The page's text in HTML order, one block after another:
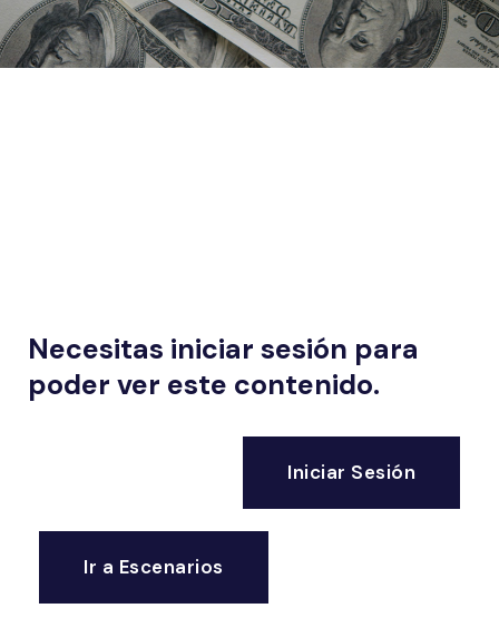
Necesitas iniciar sesión para
poder ver este contenido.
Iniciar Sesión
Ir a Escenarios